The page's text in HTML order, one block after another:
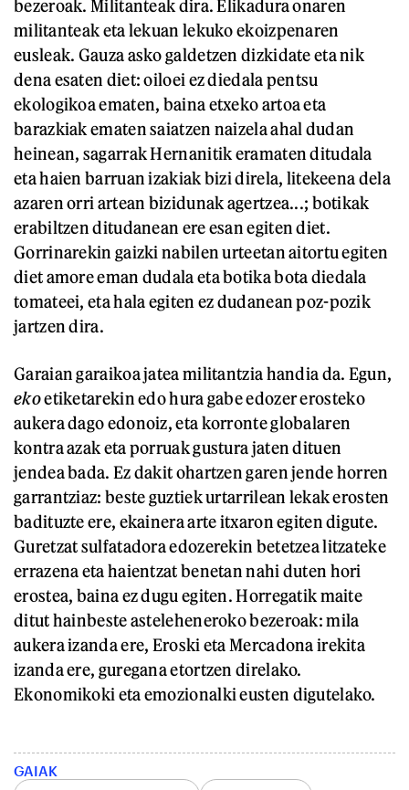
bezeroak. Militanteak dira. Elikadura onaren
militanteak eta lekuan lekuko ekoizpenaren
eusleak. Gauza asko galdetzen dizkidate eta nik
dena esaten diet: oiloei ez diedala pentsu
ekologikoa ematen, baina etxeko artoa eta
barazkiak ematen saiatzen naizela ahal dudan
heinean, sagarrak Hernanitik eramaten ditudala
eta haien barruan izakiak bizi direla, litekeena dela
azaren orri artean bizidunak agertzea...; botikak
erabiltzen ditudanean ere esan egiten diet.
Gorrinarekin gaizki nabilen urteetan aitortu egiten
diet amore eman dudala eta botika bota diedala
tomateei, eta hala egiten ez dudanean poz-pozik
jartzen dira.
Garaian garaikoa jatea militantzia handia da. Egun,
ekoetiketarekin edo hura gabe edozer erosteko
aukera dago edonoiz, eta korronte globalaren
kontra azak eta porruak gustura jaten dituen
jendea bada. Ez dakit ohartzen garen jende horren
garrantziaz: beste guztiek urtarrilean lekak erosten
badituzte ere, ekainera arte itxaron egiten digute.
Guretzat sulfatadora edozerekin betetzea litzateke
errazena eta haientzat benetan nahi duten hori
erostea, baina ez dugu egiten. Horregatik maite
ditut hainbeste asteleheneroko bezeroak: mila
aukera izanda ere, Eroski eta Mercadona irekita
izanda ere, guregana etortzen direlako.
Ekonomikoki eta emozionalki eusten digutelako.
GAIAK